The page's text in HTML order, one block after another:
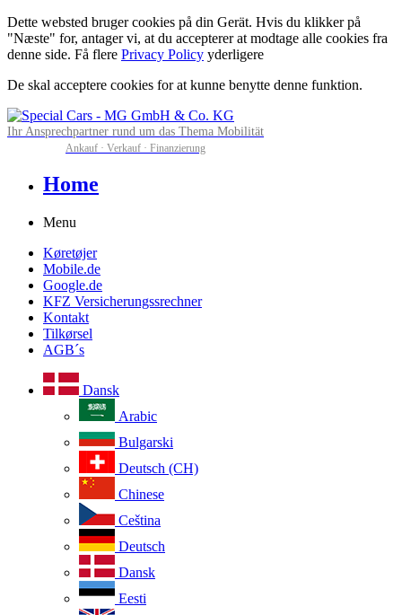
Dette websted bruger cookies på din Gerät. Hvis du klikker på
"Næste" for, antager vi, at du accepterer at modtage alle cookies fra
denne side. Få flere Privacy Policy yderligere
De skal acceptere cookies for at kunne benytte denne funktion.
Ihr Ansprechpartner rund um das Thema Mobilität
Ankauf · Verkauf · Finanzierung
Home
Menu
Køretøjer
Mobile.de
Google.de
KFZ Versicherungssrechner
Kontakt
Tilkørsel
AGB´s
Dansk
Arabic
Bulgarski
Deutsch (CH)
Chinese
Ceština
Deutsch
Dansk
Eesti